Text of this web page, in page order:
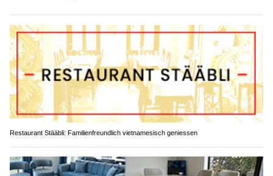
Restaurant Stääbli: Familienfreundlich vietnamesisch geniessen